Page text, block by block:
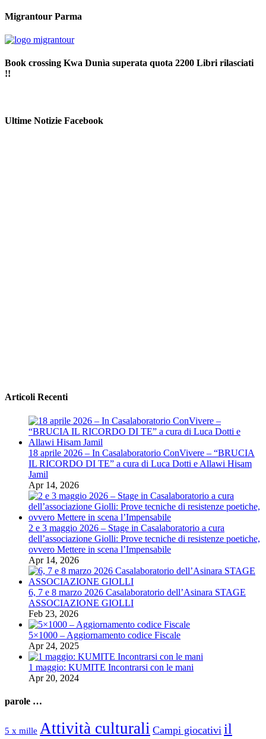
Migrantour Parma
Book crossing Kwa Dunìa superata quota 2200 Libri rilasciati
!!
Ultime Notizie Facebook
Articoli Recenti
18 aprile 2026 – In Casalaboratorio ConVivere – “BRUCIA
IL RICORDO DI TE” a cura di Luca Dotti e Allawi Hisam
Jamil
Apr 14, 2026
2 e 3 maggio 2026 – Stage in Casalaboratorio a cura
dell’associazione Giolli: Prove tecniche di resistenze poetiche,
ovvero Mettere in scena l’Impensabile
Apr 14, 2026
6, 7 e 8 marzo 2026 Casalaboratorio dell’Asinara STAGE
ASSOCIAZIONE GIOLLI
Feb 23, 2026
5×1000 – Aggiornamento codice Fiscale
Apr 24, 2025
1 maggio: KUMITE Incontrarsi con le mani
Apr 20, 2024
parole …
5 x mille Attività culturali Campi giocativi il